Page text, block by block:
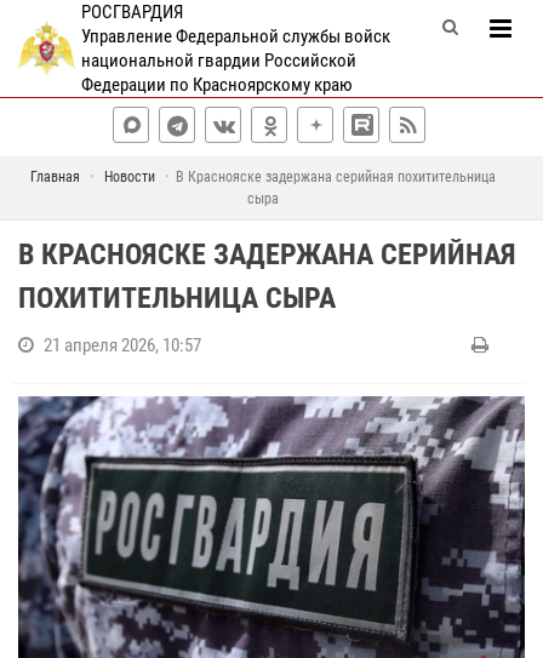
РОСГВАРДИЯ
Управление Федеральной службы войск
национальной гвардии Российской
Федерации по Красноярскому краю
Главная Новости
В Краснояске задержана серийная похитительница
сыра
В КРАСНОЯСКЕ ЗАДЕРЖАНА СЕРИЙНАЯ
ПОХИТИТЕЛЬНИЦА СЫРА
21 апреля 2026, 10:57